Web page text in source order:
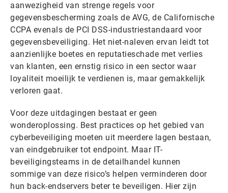
aanwezigheid van strenge regels voor
gegevensbescherming zoals de AVG, de Californische
CCPA evenals de PCI DSS-industriestandaard voor
gegevensbeveiliging. Het niet-naleven ervan leidt tot
aanzienlijke boetes en reputatieschade met verlies
van klanten, een ernstig risico in een sector waar
loyaliteit moeilijk te verdienen is, maar gemakkelijk
verloren gaat.
Voor deze uitdagingen bestaat er geen
wonderoplossing. Best practices op het gebied van
cyberbeveiliging moeten uit meerdere lagen bestaan,
van eindgebruiker tot endpoint. Maar IT-
beveiligingsteams in de detailhandel kunnen
sommige van deze risico’s helpen verminderen door
hun back-endservers beter te beveiligen. Hier zijn